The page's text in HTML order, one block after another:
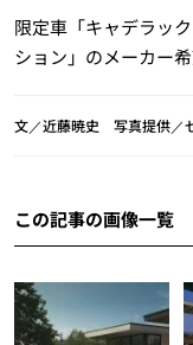
限定車「キャデラッ
ション」のメーカー
文／近藤暁史 写真提供／
この記事の画像一覧